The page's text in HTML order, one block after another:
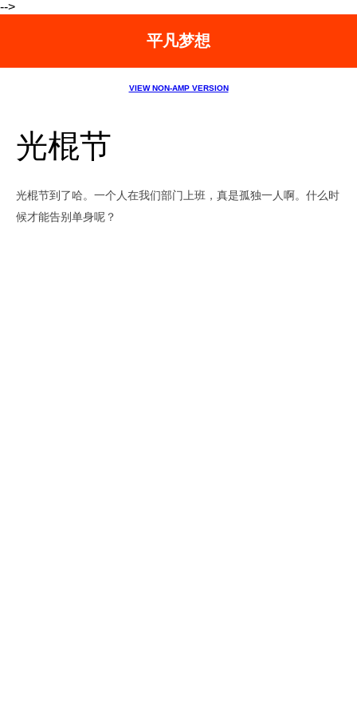
-->
平凡梦想
VIEW NON-AMP VERSION
光棍节
光棍节到了哈。一个人在我们部门上班，真是孤独一人啊。什么时
候才能告别单身呢？